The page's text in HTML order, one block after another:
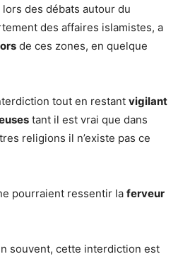
lors des débats autour du
des affaires islamistes, a
de ces zones, en quelque
tout en restant vigilant
tant il est vrai que dans
religions il n’existe pas ce
pourraient ressentir la ferveur
souvent, cette interdiction est